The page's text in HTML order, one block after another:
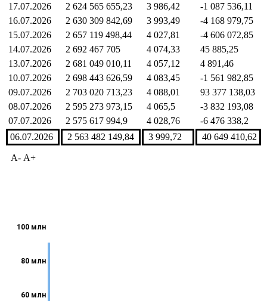
17.07.2026
2 624 565 655,23 3 986,42
-1 087 536,11
16.07.2026
2 630 309 842,69 3 993,49
-4 168 979,75
15.07.2026
2 657 119 498,44 4 027,81
-4 606 072,85
14.07.2026
2 692 467 705 4 074,33
45 885,25
13.07.2026
2 681 049 010,11 4 057,12
4 891,46
10.07.2026
2 698 443 626,59 4 083,45
-1 561 982,85
09.07.2026
2 703 020 713,23 4 088,01
93 377 138,03
08.07.2026
2 595 273 973,15 4 065,5
-3 832 193,08
07.07.2026
2 575 617 994,9 4 028,76
-6 476 338,2
06.07.2026
2 563 482 149,84 3 999,72 40 649 410,62